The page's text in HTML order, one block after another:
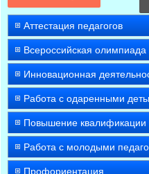
Аттестация педагогов
Всероссийская олимпиада
Инновационная
Работа с одаренными
Повышение квалификации
Работа с молодыми
Профориентация